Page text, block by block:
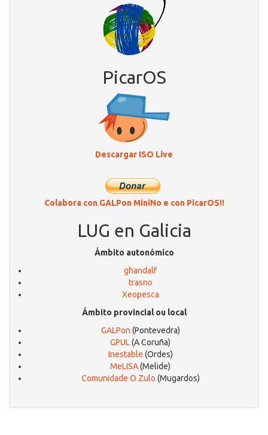
PicarOS
Descargar ISO Live
Colabora con GALPon MiniNo e con PicarOS!!
LUG en Galicia
Ámbito autonómico
ghandalf
trasno
Xeopesca
Ámbito provincial ou local
GALPon (Pontevedra)
GPUL(A Coruña)
Inestable (Ordes)
MeLISA(Melide)
Comunidade O Zulo (Mugardos)